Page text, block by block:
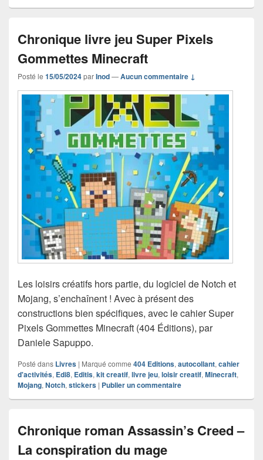
Chronique livre jeu Super Pixels
Gommettes Minecraft
Posté le 15/05/2024parInod—Aucun commentaire ↓
Les loisirs créatifs hors partie, du logiciel de Notch et
Mojang, s’enchaînent ! Avec à présent des
constructions bien spécifiques, avec le cahier Super
Pixels Gommettes Minecraft (404 Éditions), par
Daniele Sapuppo.
Posté dans Livres | Marqué comme 404 Editions, autocollant, cahier
d'activités, Edi8, Editis, kit creatif, livre jeu, loisir creatif, Minecraft,
Mojang, Notch, stickers | Publier un commentaire
Chronique roman Assassin’s Creed –
La conspiration du mage